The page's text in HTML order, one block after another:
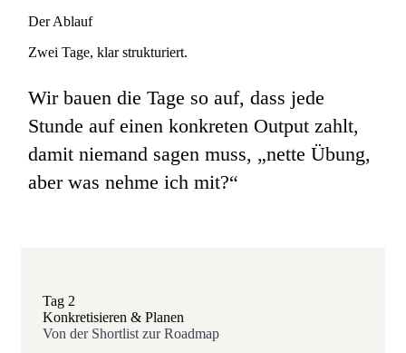
Der Ablauf
Zwei Tage, klar strukturiert.
Wir bauen die Tage so auf, dass jede
Stunde auf einen konkreten Output zahlt,
damit niemand sagen muss, „nette Übung,
aber was nehme ich mit?“
Tag 2
Konkretisieren & Planen
Von der Shortlist zur Roadmap